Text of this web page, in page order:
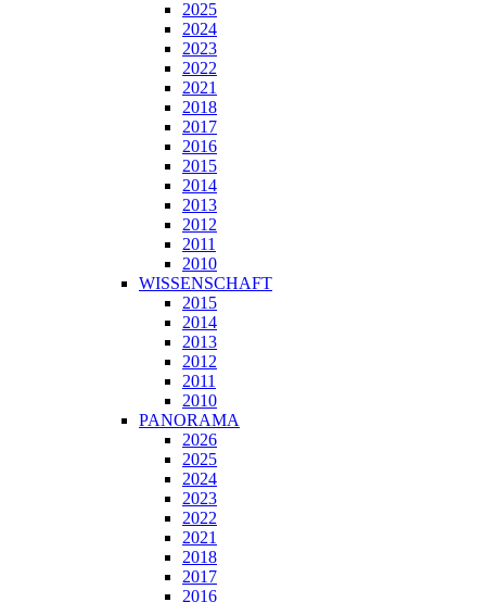
2025
2024
2023
2022
2021
2018
2017
2016
2015
2014
2013
2012
2011
2010
WISSENSCHAFT
2015
2014
2013
2012
2011
2010
PANORAMA
2026
2025
2024
2023
2022
2021
2018
2017
2016